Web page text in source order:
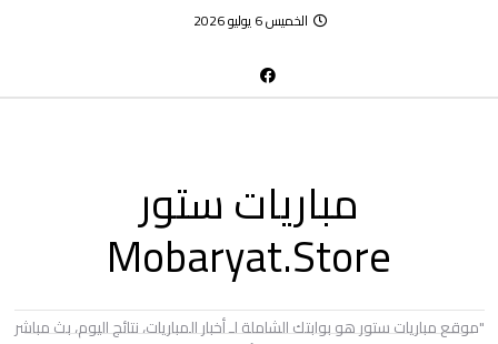
الخميس 6 يوليو 2026
مباريات ستور
Mobaryat.Store
"موقع مباريات ستور هو بوابتك الشاملة لـ أخبار المباريات، نتائج اليوم، بث مباشر